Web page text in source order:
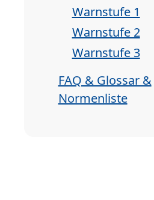
Warnstufe 1
Warnstufe 2
Warnstufe 3
FAQ & Glossar &
Normenliste